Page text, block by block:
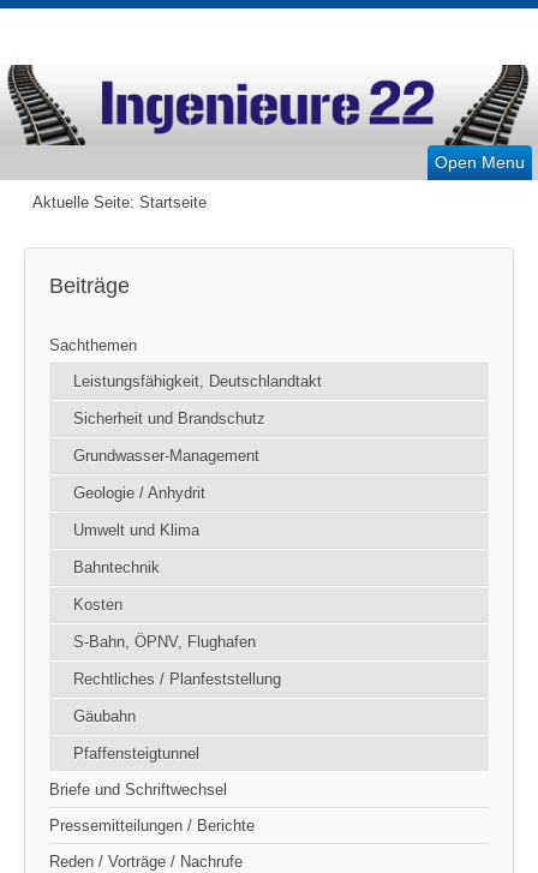
Open Menu
Aktuelle Seite: Startseite
Beiträge
Sachthemen
Leistungsfähigkeit, Deutschlandtakt
Sicherheit und Brandschutz
Grundwasser-Management
Geologie / Anhydrit
Umwelt und Klima
Bahntechnik
Kosten
S-Bahn, ÖPNV, Flughafen
Rechtliches / Planfeststellung
Gäubahn
Pfaffensteigtunnel
Briefe und Schriftwechsel
Pressemitteilungen / Berichte
Reden / Vorträge / Nachrufe